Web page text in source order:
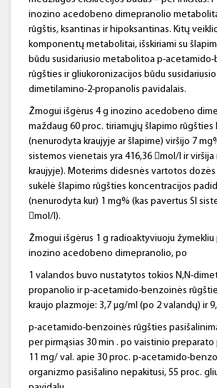
inozino acedobeno dimepranolio
rūgštis, ksantinas ir hipoksantinas. Kitų
komponentų metabolitai, išskiriami su
būdu susidariusio metabolitoa p-
rūgšties ir gliukoronizacijos būdu
dimetilamino-2-propanolis pavidalais.
Žmogui išgėrus 4 g inozino acedobeno
maždaug 60 proc. tiriamųjų šlapimo
(nenurodyta kraujyje ar šlapime) viršijo 7
sistemos vienetais yra 416,36 mol/l ir viršija
kraujyje). Moterims didesnės vartotos dozės
sukėlė šlapimo rūgšties koncentracijos
(nenurodyta kur) 1 mg% (kas pavertus SI
mol/l).
Žmogui išgėrus 1 g radioaktyviuoju
inozino acedobeno dimepranolio, po
1 valandos buvo nustatytos tokios N,N-
propanolio ir p-acetamido-benzoinės
kraujo plazmoje: 3,7 μg/ml (po 2 valandų) ir
p-acetamido-benzoinės rūgšties
per pirmąsias 30 min . po vaistinio
11 mg/ val. apie 30 proc. p-acetamido-
organizmo pasišalino nepakitusi, 55 proc.